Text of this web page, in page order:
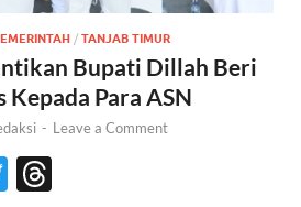
/ TANJAB TIMUR
Bupati Dillah Beri
Kepada Para ASN
- Leave a Comment
T